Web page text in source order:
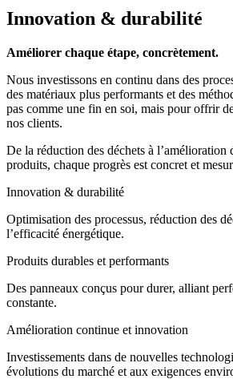
Innovation & durabilité
Améliorer chaque étape, concrètement.
Nous investissons en continu dans des
des matériaux plus performants et des
pas comme une fin en soi, mais pour offrir
nos clients.
De la réduction des déchets à l’amélioration
produits, chaque progrès est concret et
Innovation & durabilité
Optimisation des processus, réduction des
l’efficacité énergétique.
Produits durables et performants
Des panneaux conçus pour durer, alliant
constante.
Amélioration continue et innovation
Investissements dans de nouvelles
évolutions du marché et aux exigences